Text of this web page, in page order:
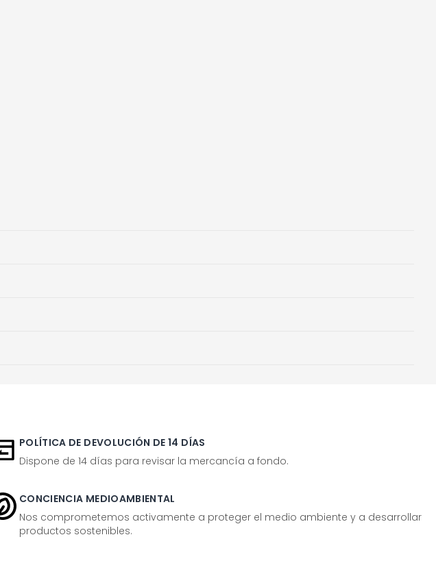
POLÍTICA DE DEVOLUCIÓN DE 14 DÍAS
Dispone de 14 días para revisar la mercancía a fondo.
CONCIENCIA MEDIOAMBIENTAL
Nos comprometemos activamente a proteger el medio ambiente y a desarrollar
productos sostenibles.